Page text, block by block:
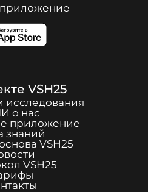
приложение
VSH25
исследования
о нас
приложение
знаний
VSH25
VSH25